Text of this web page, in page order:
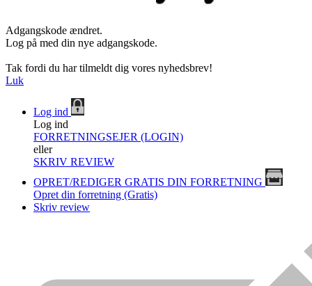
Adgangskode ændret.
Log på med din nye adgangskode.
Tak fordi du har tilmeldt dig vores nyhedsbrev!
Luk
Log ind
Log ind
FORRETNINGSEJER (LOGIN)
eller
SKRIV REVIEW
OPRET/REDIGER GRATIS DIN FORRETNING
Opret din forretning (Gratis)
Skriv review